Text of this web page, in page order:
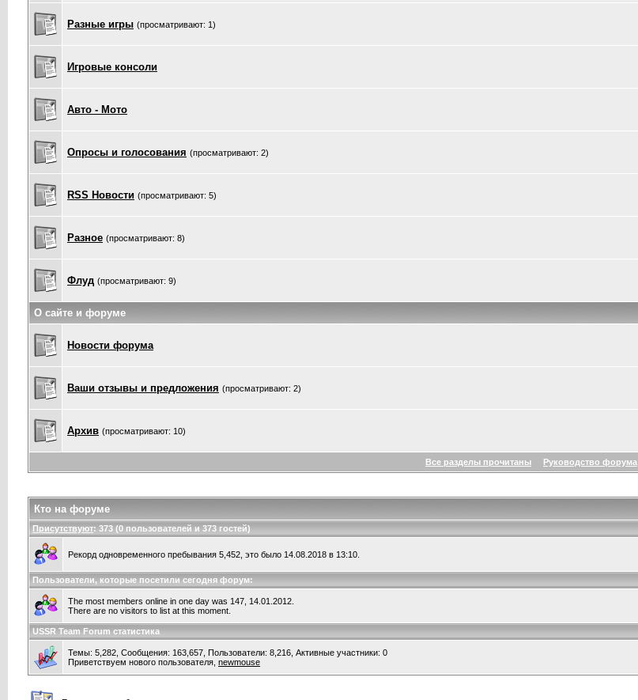
Разные игры (просматривают: 1)
Игровые консоли
Авто - Мото
Опросы и голосования (просматривают: 2)
RSS Новости (просматривают: 5)
Разное (просматривают: 8)
Флуд (просматривают: 9)
О сайте и форуме
Новости форума
Ваши отзывы и предложения (просматривают: 2)
Архив (просматривают: 10)
Все разделы прочитаны Руководство форума
Кто на форуме
Присутствуют: 373 (0 пользователей и 373 гостей)
Рекорд одновременного пребывания 5,452, это было 14.08.2018 в 13:10.
Пользователи, которые посетили сегодня форум:
The most members online in one day was 147, 14.01.2012.
There are no visitors to list at this moment.
USSR Team Forum статистика
Темы: 5,282, Сообщения: 163,657, Пользователи: 8,216, Активные участники: 0
Приветствуем нового пользователя, newmouse